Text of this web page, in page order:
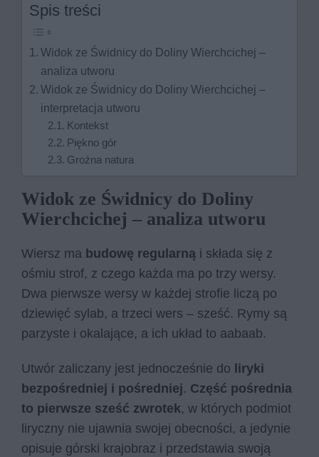
Spis treści
Widok ze Świdnicy do Doliny Wierchcichej –
analiza utworu
Widok ze Świdnicy do Doliny Wierchcichej –
interpretacja utworu
Kontekst
Piękno gór
Groźna natura
Widok ze Świdnicy do Doliny
Wierchcichej – analiza utworu
Wiersz ma budowę regularną i składa się z
ośmiu strof, z czego każda ma po trzy wersy.
Dwa pierwsze wersy w każdej strofie liczą po
dziewięć sylab, a trzeci wers – sześć. Rymy są
parzyste i okalające, a ich układ to aabaab.
Utwór zaliczany jest jednocześnie do liryki
bezpośredniej i pośredniej. Część pośrednia
to pierwsze sześć zwrotek, w których podmiot
liryczny nie ujawnia swojej obecności, a jedynie
opisuje górski krajobraz i przedstawia swoją